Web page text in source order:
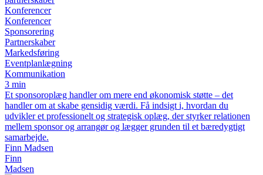
Konferencer
Konferencer
Sponsorering
Partnerskaber
Markedsføring
Eventplanlægning
Kommunikation
3 min
Et sponsoroplæg handler om mere end økonomisk støtte – det
handler om at skabe gensidig værdi. Få indsigt i, hvordan du
udvikler et professionelt og strategisk oplæg, der styrker relationen
mellem sponsor og arrangør og lægger grunden til et bæredygtigt
samarbejde.
Finn Madsen
Finn
Madsen